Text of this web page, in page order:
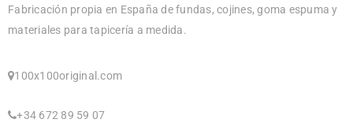
Fabricación propia en España de fundas, cojines, goma espuma y
materiales para tapicería a medida.
100x100original.com
+34 672 89 59 07